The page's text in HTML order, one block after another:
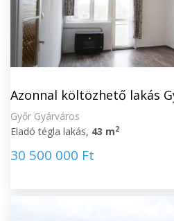
Azonnal költözhető lakás
Győr Gyárváros
Eladó tégla lakás, 43 m2
30 500 000 Ft